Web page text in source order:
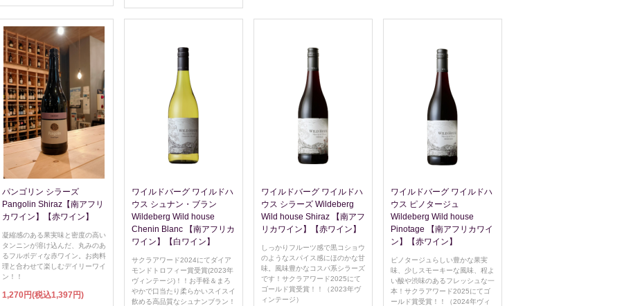
パンゴリン シラーズ
Pangolin Shiraz【南アフリ
カワイン】【赤ワイン】
凝縮感のある果実味と密度の高い
タンニンが溶け込んだ、丸みのあ
るフルボディな赤ワイン。お肉料
理と合わせて楽しむデイリーワイ
ン！！
1,270円(税込1,397円)
ワイルドバーグ ワイルドハ
ウス シュナン・ブラン
Wildeberg Wild house
Chenin Blanc 【南アフリカ
ワイン】【白ワイン】
サクラアワード2024にてダイア
モンドトロフィー賞受賞(2023年
ヴィンテージ)！！お手軽＆まろ
やかで口当たり柔らかいスイスイ
飲める高品質なシュナンブラン！
ワイルドバーグ ワイルドハ
ウス シラーズ Wildeberg
Wild house Shiraz 【南アフ
リカワイン】【赤ワイン】
しっかりフルーツ感で黒コショウ
のようなスパイス感にほのかな甘
味。風味豊かなコスパ系シラーズ
です！サクラアワード2025にて
ゴールド賞受賞！！（2023年ヴ
ィンテージ）
ワイルドバーグ ワイルドハ
ウス ピノタージュ
Wildeberg Wild house
Pinotage 【南アフリカワイ
ン】【赤ワイン】
ピノタージュらしい豊かな果実
味、少しスモーキーな風味、程よ
い酸や渋味のあるフレッシュな一
本！サクラアワード2025にてゴ
ールド賞受賞！！（2024年ヴィ